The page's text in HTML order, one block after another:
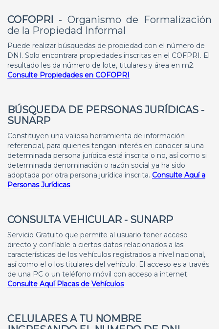
COFOPRI - Organismo de Formalización
de la Propiedad Informal
Puede realizar búsquedas de propiedad con el número de
DNI. Solo encontrara propiedades inscritas en el COFPRI. El
resultado les da número de lote, titulares y área en m2.
Consulte Propiedades en COFOPRI
BÚSQUEDA DE PERSONAS JURÍDICAS -
SUNARP
Constituyen una valiosa herramienta de información
referencial, para quienes tengan interés en conocer si una
determinada persona jurídica está inscrita o no, así como si
determinada denominación o razón social ya ha sido
adoptada por otra persona jurídica inscrita. Consulte Aquí a
Personas Jurídicas
CONSULTA VEHICULAR - SUNARP
Servicio Gratuito que permite al usuario tener acceso
directo y confiable a ciertos datos relacionados a las
características de los vehículos registrados a nivel nacional,
así como el o los titulares del vehículo. El acceso es a través
de una PC o un teléfono móvil con acceso a internet.
Consulte Aquí Placas de Vehículos
CELULARES A TU NOMBRE